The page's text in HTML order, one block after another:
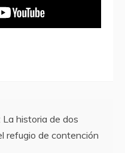
historia de dos
refugio de contención